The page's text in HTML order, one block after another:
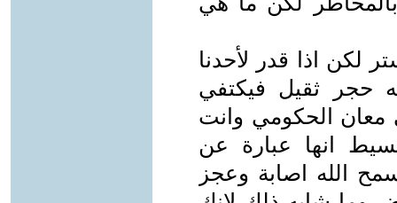
لكن اذا قدر لأحدنا
حجر ثقيل فيكتفي
الحكومي وانت
انها عبارة عن
الله اصابة وعجز